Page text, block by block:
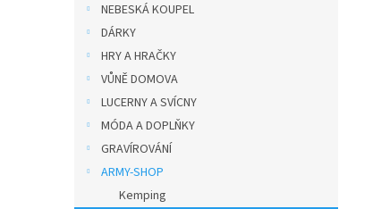
NEBESKÁ KOUPEL
DÁRKY
HRY A HRAČKY
VŮNĚ DOMOVA
LUCERNY A SVÍCNY
MÓDA A DOPLŇKY
GRAVÍROVÁNÍ
ARMY-SHOP
Kemping